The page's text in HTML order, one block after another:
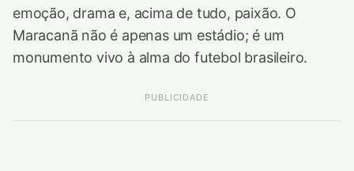
emoção, drama e, acima de tudo, paixão. O
Maracanã não é apenas um estádio; é um
monumento vivo à alma do futebol brasileiro.
PUBLICIDADE